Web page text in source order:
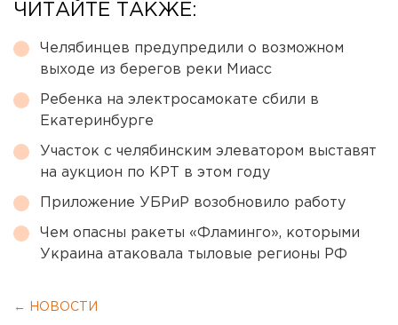
ЧИТАЙТЕ ТАКЖЕ:
Челябинцев предупредили о возможном
выходе из берегов реки Миасс
Ребенка на электросамокате сбили в
Екатеринбурге
Участок с челябинским элеватором выставят
на аукцион по КРТ в этом году
Приложение УБРиР возобновило работу
Чем опасны ракеты «Фламинго», которыми
Украина атаковала тыловые регионы РФ
← НОВОСТИ